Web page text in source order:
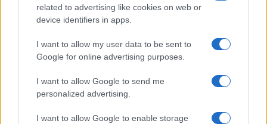
related to advertising like cookies on web or
device identifiers in apps.
I want to allow my user data to be sent to
Google for online advertising purposes.
I want to allow Google to send me
personalized advertising.
I want to allow Google to enable storage